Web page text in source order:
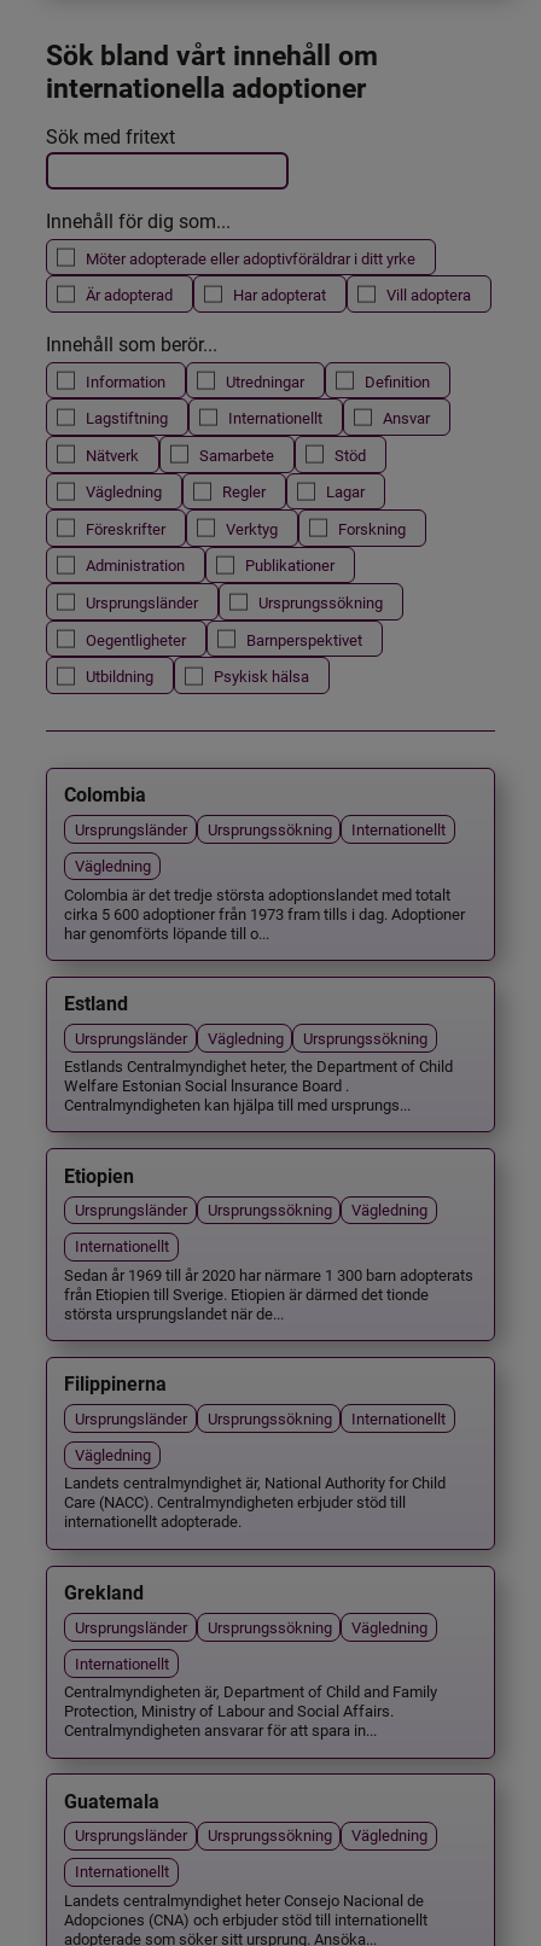
Sök bland vårt innehåll om
internationella adoptioner
Filtrera resultatet
Det här formuläret postas automatiskt
Sök med fritext
Innehåll för dig som...
Möter adopterade eller adoptivföräldrar i ditt yrke
Är adopterad
Har adopterat Vill adoptera
Innehåll som berör...
Information Utredningar
Definition
Lagstiftning
Internationellt
Ansvar
Nätverk
Samarbete
Stöd
Vägledning
Regler
Lagar
Föreskrifter
Verktyg
Forskning
Administration
Publikationer
Ursprungsländer
Ursprungssökning
Oegentligheter
Barnperspektivet
Utbildning
Psykisk hälsa
Colombia
Ursprungsländer Ursprungssökning
Internationellt
Vägledning
Colombia är det tredje största adoptionslandet med totalt
cirka 5 600 adoptioner från 1973 fram tills i dag. Adoptioner
har genomförts löpande till o...
Estland
Ursprungsländer Vägledning
Ursprungssökning
Estlands Centralmyndighet heter, the Department of Child
Welfare Estonian Social lnsurance Board .
Centralmyndigheten kan hjälpa till med ursprungs...
Etiopien
Ursprungsländer Ursprungssökning
Vägledning
Internationellt
Sedan år 1969 till år 2020 har närmare 1 300 barn adopterats
från Etiopien till Sverige. Etiopien är därmed det tionde
största ursprungslandet när de...
Filippinerna
Ursprungsländer Ursprungssökning
Internationellt
Vägledning
Landets centralmyndighet är, National Authority for Child
Care (NACC). Centralmyndigheten erbjuder stöd till
internationellt adopterade.
Grekland
Ursprungsländer Ursprungssökning
Vägledning
Internationellt
Centralmyndigheten är, Department of Child and Family
Protection, Ministry of Labour and Social Affairs.
Centralmyndigheten ansvarar för att spara in...
Guatemala
Ursprungsländer Ursprungssökning
Vägledning
Internationellt
Landets centralmyndighet heter Consejo Nacional de
Adopciones (CNA) och erbjuder stöd till internationellt
adopterade som söker sitt ursprung. Ansöka...